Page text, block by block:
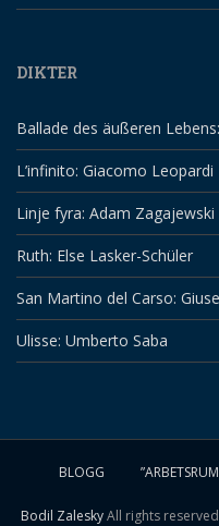
DIKTER
Ballade des äußeren
L’infinito: Giacomo Leopardi
Linje fyra: Adam Zagajewski
Ruth: Else Lasker-Schüler
San Martino del Carso:
Ulisse: Umberto Saba
BLOGG
Bodil ZaleskyAll rights